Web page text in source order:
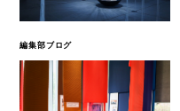
編集部ブログ